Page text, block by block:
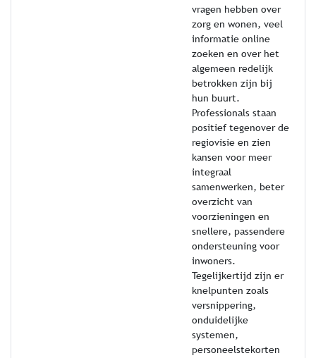
vragen hebben over
zorg en wonen, veel
informatie online
zoeken en over het
algemeen redelijk
betrokken zijn bij
hun buurt.
Professionals staan
positief tegenover de
regiovisie en zien
kansen voor meer
integraal
samenwerken, beter
overzicht van
voorzieningen en
snellere, passendere
ondersteuning voor
inwoners.
Tegelijkertijd zijn er
knelpunten zoals
versnippering,
onduidelijke
systemen,
personeelstekorten